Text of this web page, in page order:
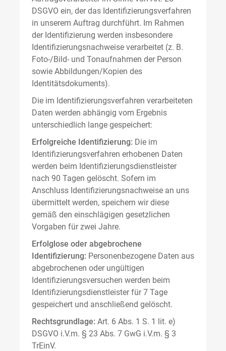
DSGVO ein, der das Identifizierungsverfahren
in unserem Auftrag durchführt. Im Rahmen
der Identifizierung werden insbesondere
Identifizierungsnachweise verarbeitet (z. B.
Foto-/Bild- und Tonaufnahmen der Person
sowie Abbildungen/Kopien des
Identitätsdokuments).
Die im Identifizierungsverfahren verarbeiteten
Daten werden abhängig vom Ergebnis
unterschiedlich lange gespeichert:
Erfolgreiche Identifizierung: Die im
Identifizierungsverfahren erhobenen Daten
werden beim Identifizierungsdienstleister
nach 90 Tagen gelöscht. Sofern im
Anschluss Identifizierungsnachweise an uns
übermittelt werden, speichern wir diese
gemäß den einschlägigen gesetzlichen
Vorgaben für zwei Jahre.
Erfolglose oder abgebrochene
Identifizierung: Personenbezogene Daten aus
abgebrochenen oder ungültigen
Identifizierungsversuchen werden beim
Identifizierungsdienstleister für 7 Tage
gespeichert und anschließend gelöscht.
Rechtsgrundlage: Art. 6 Abs. 1 S. 1 lit. e)
DSGVO i.V.m. § 23 Abs. 7 GwG i.V.m. § 3
TrEinV.